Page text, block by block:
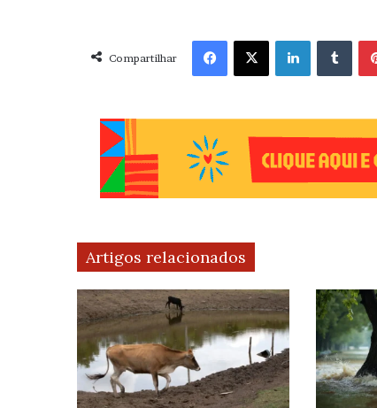
Compartilhar
Facebook X Linkedin
Artigos relacionados